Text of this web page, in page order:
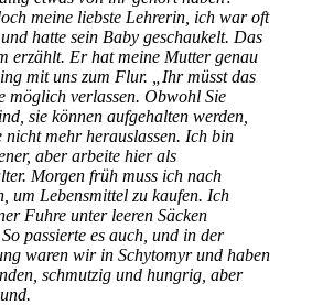
meine liebste Lehrerin, ich war oft
hatte sein Baby geschaukelt. Das
erzählt. Er hat meine Mutter genau
mit uns zum Flur.
Ihr müsst das
möglich verlassen. Obwohl Sie
sie können aufgehalten werden,
nicht mehr herauslassen. Ich bin
aber arbeite hier als
Morgen früh muss ich nach
um Lebensmittel zu kaufen. Ich
Fuhre unter leeren Säcken
So passierte es auch, und in der
waren wir in Schytomyr und haben
schmutzig und hungrig, aber